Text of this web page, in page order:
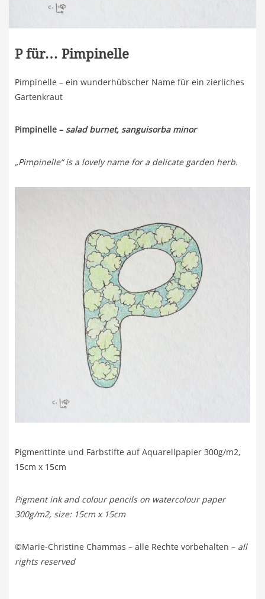
P für… Pimpinelle
Pimpinelle – ein wunderhübscher Name für ein zierliches
Gartenkraut
Pimpinelle – salad burnet, sanguisorba minor
„Pimpinelle“ is a lovely name for a delicate garden herb.
Pigmenttinte und Farbstifte auf Aquarellpapier 300g/m2,
15cm x 15cm
Pigment ink and colour pencils on watercolour paper
300g/m2, size: 15cm x 15cm
©Marie-Christine Chammas – alle Rechte vorbehalten – all
rights reserved